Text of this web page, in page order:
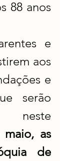
88 anos
e
aos
e
serão
as
de